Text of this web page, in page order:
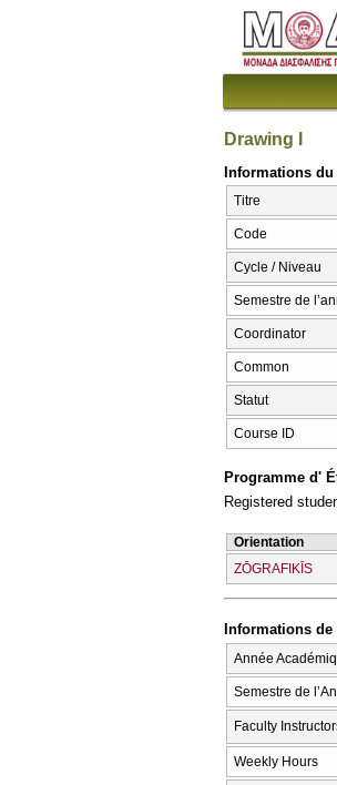
Drawing I
Informations
Titre
Code
Cycle / Niveau
Semestre de
Coordinator
Common
Statut
Course ID
Programme d'
Registered
Orientation
ZŌGRAFIKĪS
Informations de
Année
Semestre de
Faculty
Weekly Hours